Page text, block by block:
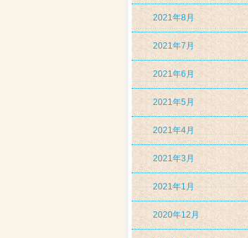
2021年8月
2021年7月
2021年6月
2021年5月
2021年4月
2021年3月
2021年1月
2020年12月